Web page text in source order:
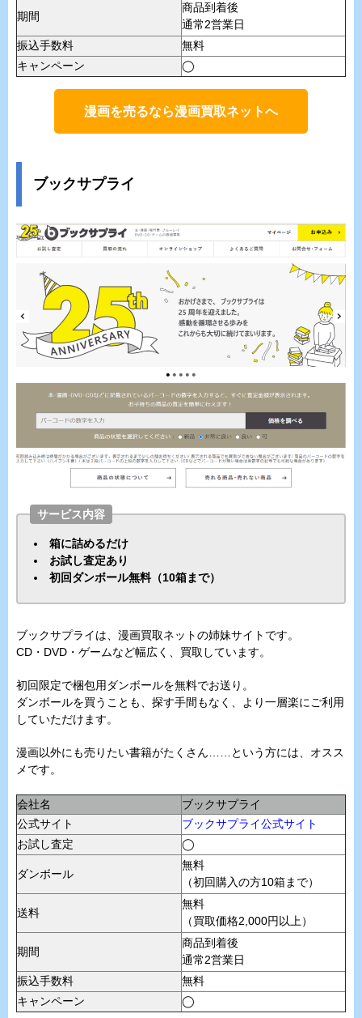
期間
商品到着後
通常2営業日
振込手数料
無料
キャンペーン
◯
漫画を売るなら漫画買取ネットへ
ブックサプライ
サービス内容
箱に詰めるだけ
お試し査定あり
初回ダンボール無料（10箱まで）
ブックサプライは、漫画買取ネットの姉妹サイトです。
CD・DVD・ゲームなど幅広く、買取しています。
初回限定で梱包用ダンボールを無料でお送り。
ダンボールを買うことも、探す手間もなく、より一層楽にご利用
していただけます。
漫画以外にも売りたい書籍がたくさん……という方には、オスス
メです。
会社名
ブックサプライ
公式サイト
ブックサプライ公式サイト
お試し査定
◯
ダンボール
無料
（初回購入の方10箱まで）
送料
無料
（買取価格2,000円以上）
期間
商品到着後
通常2営業日
振込手数料
無料
キャンペーン
◯